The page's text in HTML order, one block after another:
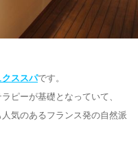
クススパです。
ピーが基礎となっていて、
気のあるフランス発の自然派